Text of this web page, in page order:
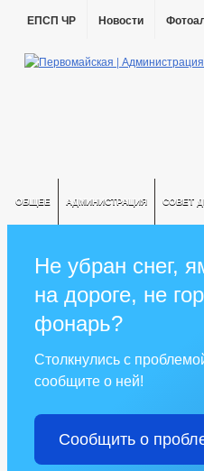
ЕПСП ЧР Новости
ОБЩЕЕ АДМИНИСТРАЦИЯ СОВЕТ
Не убран снег,
на дороге, не
фонарь?
Столкнулись с
сообщите о ней!
Сообщить о